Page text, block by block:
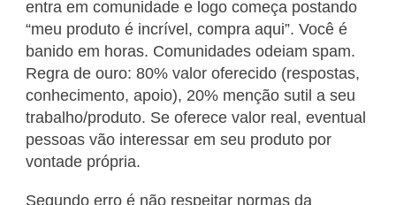
entra em comunidade e logo começa postando
“meu produto é incrível, compra aqui”. Você é
banido em horas. Comunidades odeiam spam.
Regra de ouro: 80% valor oferecido (respostas,
conhecimento, apoio), 20% menção sutil a seu
trabalho/produto. Se oferece valor real, eventual
pessoas vão interessar em seu produto por
vontade própria.
Segundo erro é não respeitar normas da